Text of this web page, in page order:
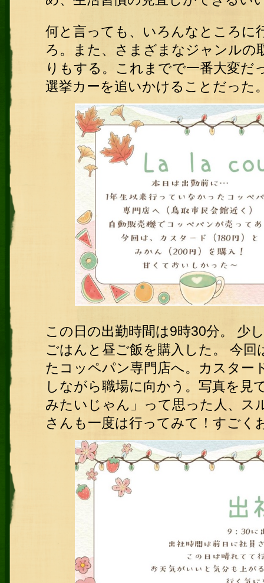
何と言っても、いろんなところに
ろ。また、さまざまなジャンルの
りもする。これまでで一番大変だ
選挙カーを追いかけることだった
この日の出勤時間は9時30分。 少
ごはんと昼ご飯を購入した。 今
たコッペパン専門店へ。カスター
しながら職場に向かう。写真を見
みたいじゃん」って思った人、ス
さんも一度は行ってみて！すごく